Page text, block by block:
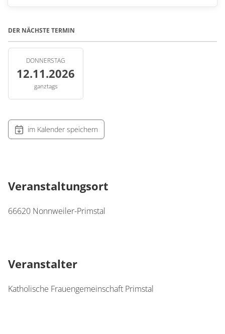
DER NÄCHSTE TERMIN
DONNERSTAG
12.11.2026
ganztags
im Kalender speichern
Veranstaltungsort
66620 Nonnweiler-Primstal
Veranstalter
Katholische Frauengemeinschaft Primstal